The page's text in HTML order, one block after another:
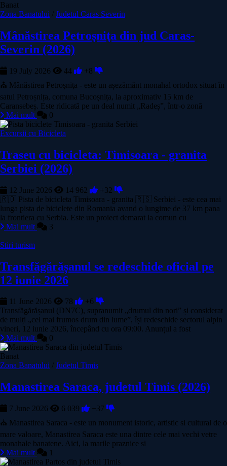
Banat
Zona Banatului / Judetul Caras Severin
Mânăstirea Petroşniţa din jud Caras-
Severin (2026)
19 July 2026 44
+8
⛪ Mânăstirea Petroşniţa - este un așezământ monahal ortodox situat în
satul Petroșnița, comuna Bucoșnița, la aproximativ 15 km de
Caransebeș. Este ridicată pe un deal numit „Radeș”, într-o zonă
Mai mult
0
Excursii cu Bicicleta
Traseu cu bicicleta: Timisoara - granita
Serbiei (2026)
12 June 2026 14 962
+32
🇷🇴 Pista de bicicleta Timisoara - granita 🇷🇸 Serbiei - este cea mai
lunga pista de biciclete din Romania avand o lungime de 37 km pana
la frontiera cu Serbia. Este un proiect demarat la comun cu
Mai mult
3
Stiri turism
Transfăgărășanul se redeschide oficial pe
12 iunie 2026
11 June 2026 78
+6
Transfăgărășanul (DN7C), supranumit „drumul din nori” și considerat
de mulți „cel mai frumos drum din lume”, își redeschide sectorul alpin
vineri, 12 iunie 2026, începând cu ora 09:00. Anunțul a fost
Mai mult
0
Banat
Zona Banatului / Judetul Timis
Manastirea Saraca, judetul Timis (2026)
7 June 2026 6 039
+37
⛪ Manastirea Saraca - este un monument istoric, artistic si cultural de o
mare valoare, Manastirea Saraca este una dintre cele mai vechi vetre
monahale banatene. Aici, la marile praznice si
Mai mult
1